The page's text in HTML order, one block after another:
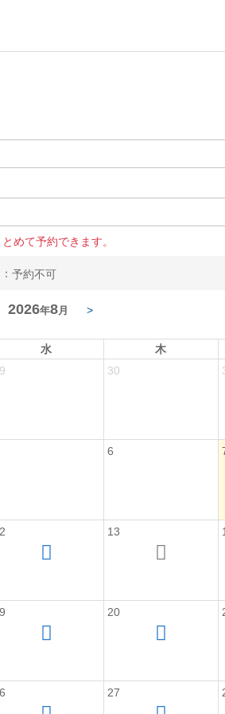
めて予約できます。
： 予約不可
2026年8 月 >
水 木
30
6
13
20
27